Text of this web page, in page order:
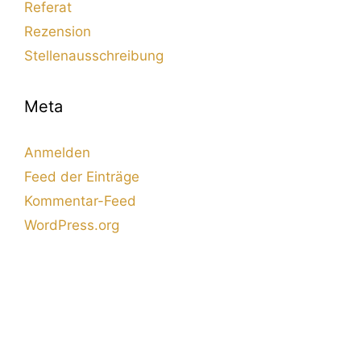
Referat
Rezension
Stellenausschreibung
Meta
Anmelden
Feed der Einträge
Kommentar-Feed
WordPress.org